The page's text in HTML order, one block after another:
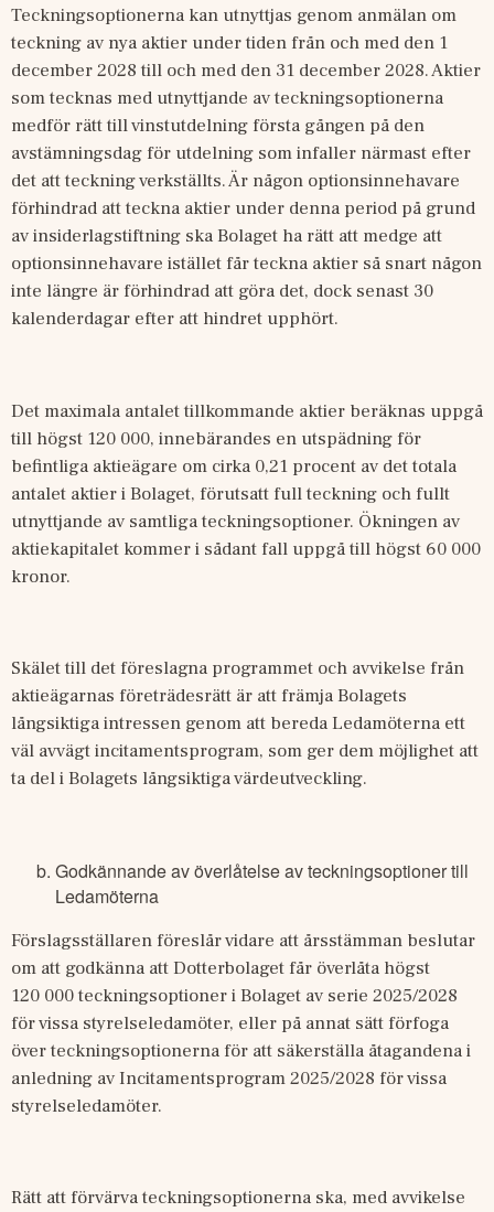
Teckningsoptionerna kan utnyttjas genom anmälan om
teckning av nya aktier under tiden från och med den 1
december 2028 till och med den 31 december 2028. Aktier
som tecknas med utnyttjande av teckningsoptionerna
medför rätt till vinstutdelning första gången på den
avstämningsdag för utdelning som infaller närmast efter
det att teckning verkställts. Är någon optionsinnehavare
förhindrad att teckna aktier under denna period på grund
av insiderlagstiftning ska Bolaget ha rätt att medge att
optionsinnehavare istället får teckna aktier så snart någon
inte längre är förhindrad att göra det, dock senast 30
kalenderdagar efter att hindret upphört.
Det maximala antalet tillkommande aktier beräknas uppgå
till högst 120 000, innebärandes en utspädning för
befintliga aktieägare om cirka 0,21 procent av det totala
antalet aktier i Bolaget, förutsatt full teckning och fullt
utnyttjande av samtliga teckningsoptioner. Ökningen av
aktiekapitalet kommer i sådant fall uppgå till högst 60 000
kronor.
Skälet till det föreslagna programmet och avvikelse från
aktieägarnas företrädesrätt är att främja Bolagets
långsiktiga intressen genom att bereda Ledamöterna ett
väl avvägt incitamentsprogram, som ger dem möjlighet att
ta del i Bolagets långsiktiga värdeutveckling.
Godkännande av överlåtelse av teckningsoptioner till
Ledamöterna
Förslagsställaren föreslår vidare att årsstämman beslutar
om att godkänna att Dotterbolaget får överlåta högst
120 000 teckningsoptioner i Bolaget av serie 2025/2028
för vissa styrelseledamöter, eller på annat sätt förfoga
över teckningsoptionerna för att säkerställa åtagandena i
anledning av Incitamentsprogram 2025/2028 för vissa
styrelseledamöter.
Rätt att förvärva teckningsoptionerna ska, med avvikelse